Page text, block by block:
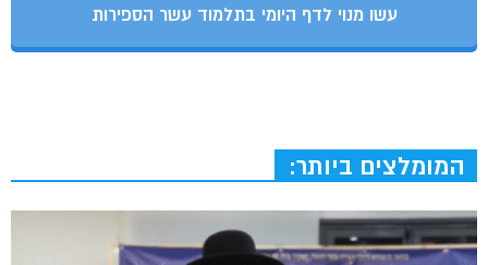
עשו מנוי לדף היומי בתלמוד עשר הספירות
המומלצים ביותר: